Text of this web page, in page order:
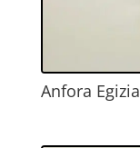
Anfora Egizia